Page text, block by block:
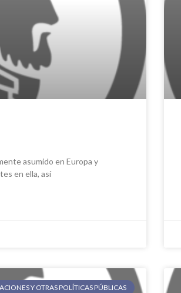
asumido en Europa y
en ella, así
Y OTRAS POLÍTICAS PÚBLICAS